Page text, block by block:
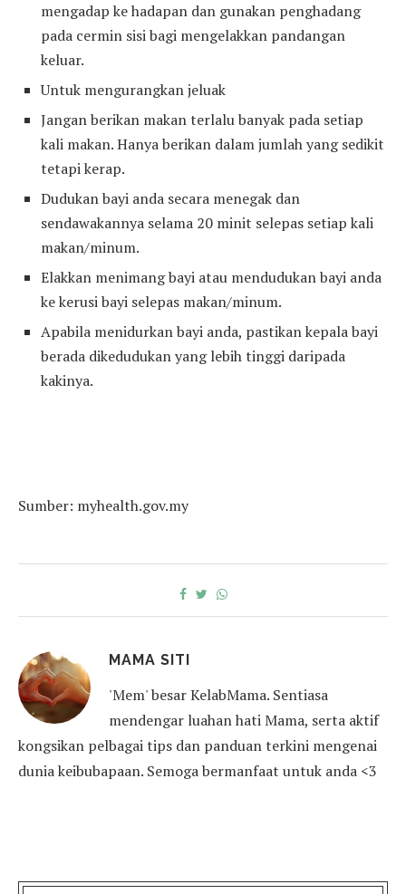
mengadap ke hadapan dan gunakan penghadang
pada cermin sisi bagi mengelakkan pandangan
keluar.
Untuk mengurangkan jeluak
Jangan berikan makan terlalu banyak pada setiap
kali makan. Hanya berikan dalam jumlah yang sedikit
tetapi kerap.
Dudukan bayi anda secara menegak dan
sendawakannya selama 20 minit selepas setiap kali
makan/minum.
Elakkan menimang bayi atau mendudukan bayi anda
ke kerusi bayi selepas makan/minum.
Apabila menidurkan bayi anda, pastikan kepala bayi
berada dikedudukan yang lebih tinggi daripada
kakinya.
Sumber: myhealth.gov.my
MAMA SITI
'Mem' besar KelabMama. Sentiasa
mendengar luahan hati Mama, serta aktif
kongsikan pelbagai tips dan panduan terkini mengenai
dunia keibubapaan. Semoga bermanfaat untuk anda <3